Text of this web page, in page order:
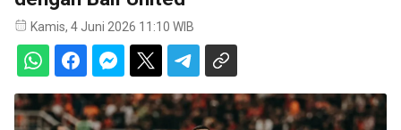
Kamis, 4 Juni 2026 11:10 WIB